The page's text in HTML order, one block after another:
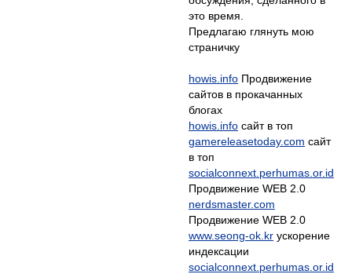
это время.
Предлагаю глянуть мою
страничку
howis.info Продвижение
сайтов в прокачанных
howis.info
gamereleasetoday.com сайт
socialconnext.perhumas.or.id
nerdsmaster.com
www.seong-ok.kr ускорение
socialconnext.perhumas.or.id